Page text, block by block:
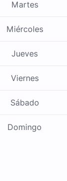
Martes
Miércoles
Jueves
Viernes
Sábado
Domingo